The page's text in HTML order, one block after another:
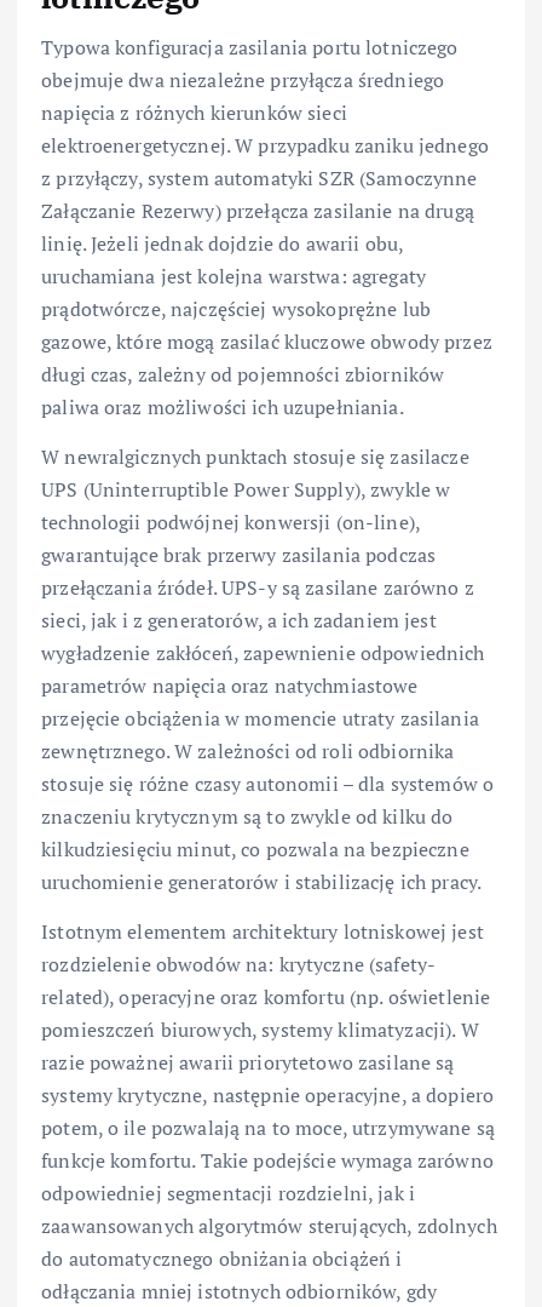
Typowa konfiguracja zasilania portu lotniczego
obejmuje dwa niezależne przyłącza średniego
napięcia z różnych kierunków sieci
elektroenergetycznej. W przypadku zaniku jednego
z przyłączy, system automatyki SZR (Samoczynne
Załączanie Rezerwy) przełącza zasilanie na drugą
linię. Jeżeli jednak dojdzie do awarii obu,
uruchamiana jest kolejna warstwa: agregaty
prądotwórcze, najczęściej wysokoprężne lub
gazowe, które mogą zasilać kluczowe obwody przez
długi czas, zależny od pojemności zbiorników
paliwa oraz możliwości ich uzupełniania.
W newralgicznych punktach stosuje się zasilacze
UPS (Uninterruptible Power Supply), zwykle w
technologii podwójnej konwersji (on-line),
gwarantujące brak przerwy zasilania podczas
przełączania źródeł. UPS-y są zasilane zarówno z
sieci, jak i z generatorów, a ich zadaniem jest
wygładzenie zakłóceń, zapewnienie odpowiednich
parametrów napięcia oraz natychmiastowe
przejęcie obciążenia w momencie utraty zasilania
zewnętrznego. W zależności od roli odbiornika
stosuje się różne czasy autonomii – dla systemów o
znaczeniu krytycznym są to zwykle od kilku do
kilkudziesięciu minut, co pozwala na bezpieczne
uruchomienie generatorów i stabilizację ich pracy.
Istotnym elementem architektury lotniskowej jest
rozdzielenie obwodów na: krytyczne (safety-
related), operacyjne oraz komfortu (np. oświetlenie
pomieszczeń biurowych, systemy klimatyzacji). W
razie poważnej awarii priorytetowo zasilane są
systemy krytyczne, następnie operacyjne, a dopiero
potem, o ile pozwalają na to moce, utrzymywane są
funkcje komfortu. Takie podejście wymaga zarówno
odpowiedniej segmentacji rozdzielni, jak i
zaawansowanych algorytmów sterujących, zdolnych
do automatycznego obniżania obciążeń i
odłączania mniej istotnych odbiorników, gdy